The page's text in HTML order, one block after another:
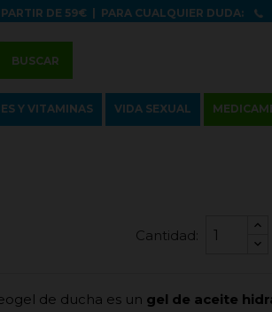
DE 59€| PARA CUALQUIER DUDA:
BUSCAR
Y VITAMINAS VIDA SEXUAL
Cantidad:
de ducha es un gel de aceite